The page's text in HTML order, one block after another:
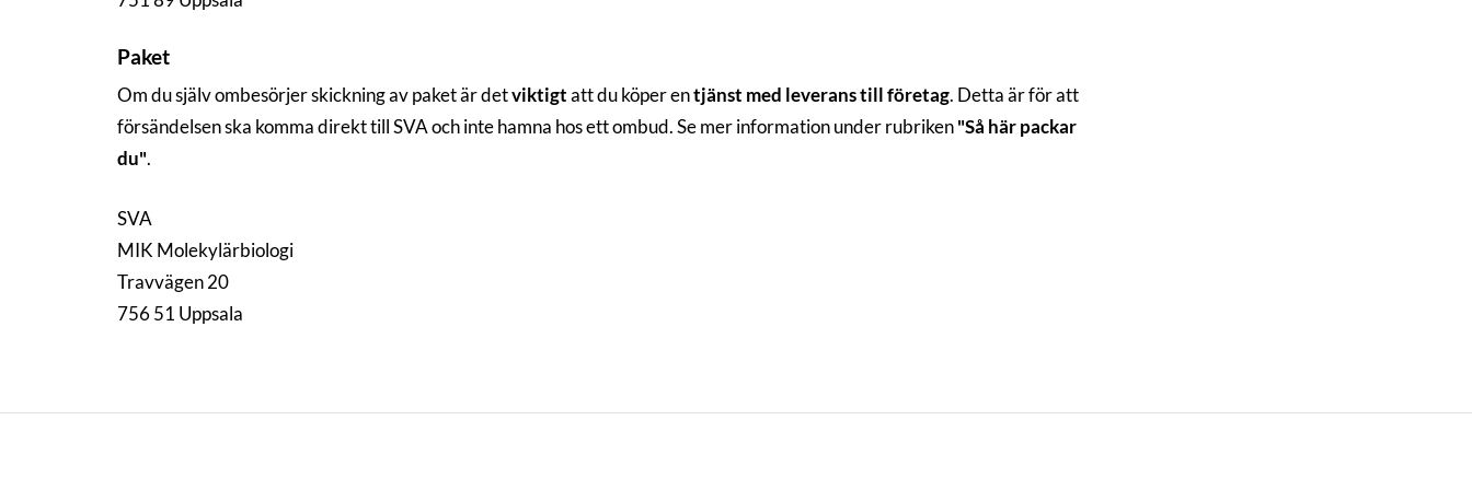
Paket
Om du själv ombesörjer skickning av paket är detviktigtatt du köper entjänst med leverans till företag. Detta är för att
försändelsen ska komma direkt till SVA och inte hamna hos ett ombud. Se mer information under rubriken"Så här packar
du".
SVA
MIK Molekylärbiologi
Travvägen 20
756 51 Uppsala